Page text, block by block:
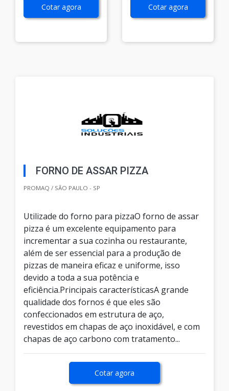
Cotar agora Cotar agora
FORNO DE ASSAR PIZZA
PROMAQ / SÃO PAULO - SP
Utilizade do forno para pizzaO forno de assar
pizza é um excelente equipamento para
incrementar a sua cozinha ou restaurante,
além de ser essencial para a produção de
pizzas de maneira eficaz e uniforme, isso
devido a toda a sua potência e
eficiência.Principais característicasA grande
qualidade dos fornos é que eles são
confeccionados em estrutura de aço,
revestidos em chapas de aço inoxidável, e com
chapas de aço carbono com tratamento...
Cotar agora